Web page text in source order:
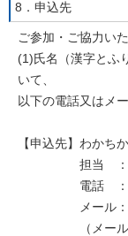
8．申込先
ご参加・ご協力い
(1)氏名（漢字とふ
いて、
以下の電話又はメ
【申込先】わかち
担当 ：岩橋
電話 ：
メール：
（メールの場